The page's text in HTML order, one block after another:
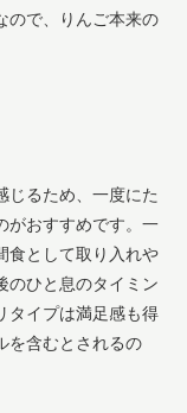
ので、りんご本来の
じるため、一度にた
がおすすめです。一
食として取り入れや
のひと息のタイミン
タイプは満足感も得
を含むとされるの